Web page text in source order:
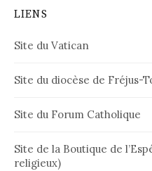
LIENS
Site du Vatican
Site du diocèse de Fréjus-
Site du Forum Catholique
Site de la Boutique de
religieux)